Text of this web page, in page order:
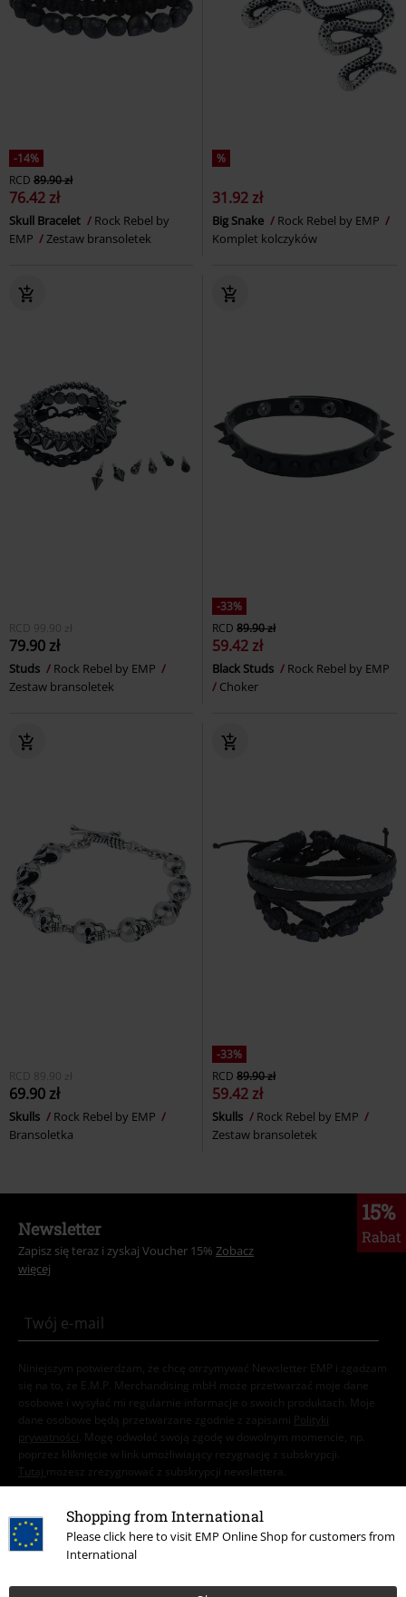
Shopping from International
Please click here to visit EMP Online Shop for customers from
International
-14%
RCD 89.90 zł
76.42 zł
Skull Bracelet
Rock Rebel by
EMP
Zestaw bransoletek
%
31.92 zł
Big Snake
Rock Rebel by EMP
Komplet kolczyków
RCD 99.90 zł
79.90 zł
Studs
Rock Rebel by EMP
Zestaw bransoletek
-33%
RCD 89.90 zł
59.42 zł
Black Studs
Rock Rebel by EMP
Choker
RCD 89.90 zł
69.90 zł
Skulls
Rock Rebel by EMP
Bransoletka
-33%
RCD 89.90 zł
59.42 zł
Skulls
Rock Rebel by EMP
Zestaw bransoletek
15%
Rabat
Newsletter
Zapisz się teraz i zyskaj Voucher 15% Zobacz
więcej
Niniejszym potwierdzam, że chcę otrzymywać Newsletter EMP i zgadzam
się na to, że E.M.P. Merchandising mbH może przetwarzać moje dane
osobowe i wysyłać mi regularnie informacje o swoich produktach. Moje
dane osobowe będą przetwarzane zgodnie z zapisami
Polityki
prywatności . Mogę odwołać swoją zgodę w dowolnym momencie, np.
poprzez kliknięcie w link umożliwiający rezygnację z subskrypcji.
Tutaj możesz zrezygnować z subskrypcji newslettera.
Zapisz się
*Kod jest ważny przez 4 tygodnie. Do wykorzystania tylko online. NIe
zostanie automatycznie uwzględniony w koszyku zakupowym. Nie